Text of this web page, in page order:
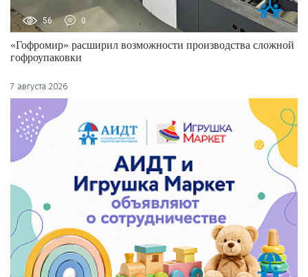
56 0
«Гофромир» расширил возможности производства сложной
гофроупаковки
7 августа 2026